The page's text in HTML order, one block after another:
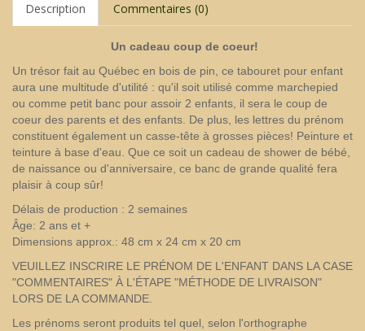
Description Commentaires (0)
Un cadeau coup de coeur!
Un trésor fait au Québec en bois de pin, ce tabouret pour enfant
aura une multitude d'utilité : qu'il soit utilisé comme marchepied
ou comme petit banc pour assoir 2 enfants, il sera le coup de
coeur des parents et des enfants. De plus, les lettres du prénom
constituent également un casse-tête à grosses pièces! Peinture et
teinture à base d'eau. Que ce soit un cadeau de shower de bébé,
de naissance ou d'anniversaire, ce banc de grande qualité fera
plaisir à coup sûr!
Délais de production : 2 semaines
Âge: 2 ans et +
Dimensions approx.: 48 cm x 24 cm x 20 cm
VEUILLEZ INSCRIRE LE PRÉNOM DE L'ENFANT DANS LA CASE
"COMMENTAIRES" À L'ÉTAPE "MÉTHODE DE LIVRAISON"
LORS DE LA COMMANDE.
Les prénoms seront produits tel quel, selon l'orthographe